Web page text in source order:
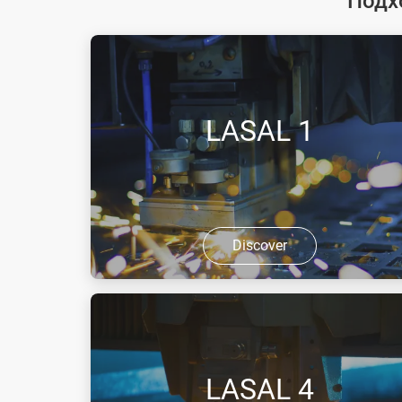
LASAL 1
Discover
LASAL™ 1 е азот със специално
LASAL™ 1 представлява сгъстен газ
без цвят и мирис, който не е
запалим и при високи концентрации
LASAL 4